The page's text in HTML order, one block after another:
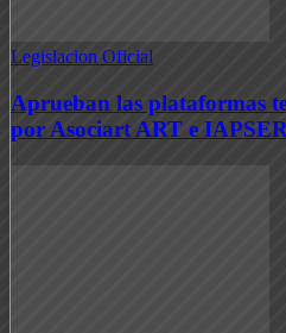
Legislacion Oficial
Aprueban las plataformas
por Asociart ART e